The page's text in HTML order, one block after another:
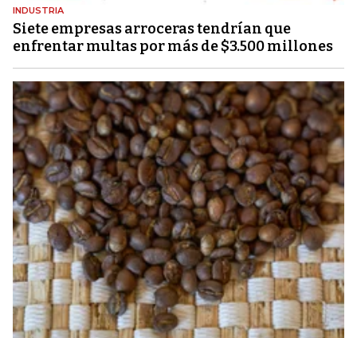
INDUSTRIA
Siete empresas arroceras tendrían que
enfrentar multas por más de $3.500 millones